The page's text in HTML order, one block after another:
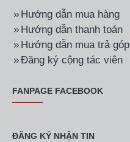
Hướng dẫn mua hàng
Hướng dẫn thanh toán
Hướng dẫn mua trả góp
Đăng ký cộng tác viên
FANPAGE FACEBOOK
ĐĂNG KÝ NHẬN TIN